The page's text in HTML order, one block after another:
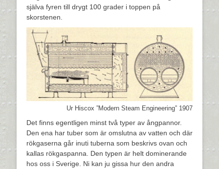
själva fyren till drygt 100 grader i toppen på
skorstenen.
Ur Hiscox ”Modern Steam Engineering” 1907
Det finns egentligen minst två typer av ångpannor.
Den ena har tuber som är omslutna av vatten och där
rökgaserna går inuti tuberna som beskrivs ovan och
kallas rökgaspanna. Den typen är helt dominerande
hos oss i Sverige. Ni kan ju gissa hur den andra